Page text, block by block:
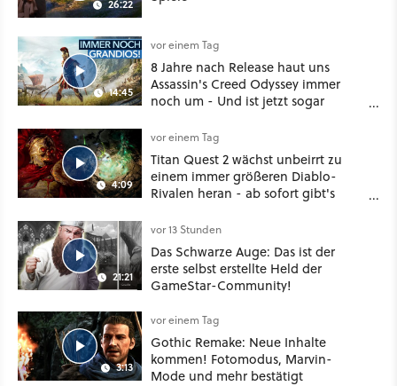
26:22
14:45
vor einem Tag
8 Jahre nach Release haut uns
Assassin's Creed Odyssey immer
noch um - Und ist jetzt sogar
4:09
vor einem Tag
Titan Quest 2 wächst unbeirrt zu
einem immer größeren Diablo-
Rivalen heran - ab sofort gibt's
Klasse
21:21
vor 13 Stunden
Das Schwarze Auge: Das ist der
erste selbst erstellte Held der
GameStar-Community!
3:13
vor einem Tag
Gothic Remake: Neue Inhalte
kommen! Fotomodus, Marvin-
Mode und mehr bestätigt